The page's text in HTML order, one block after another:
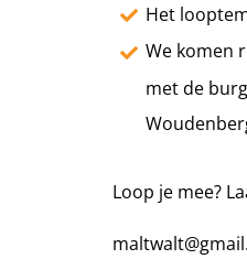
Het
We komen
met de
Loop je mee?